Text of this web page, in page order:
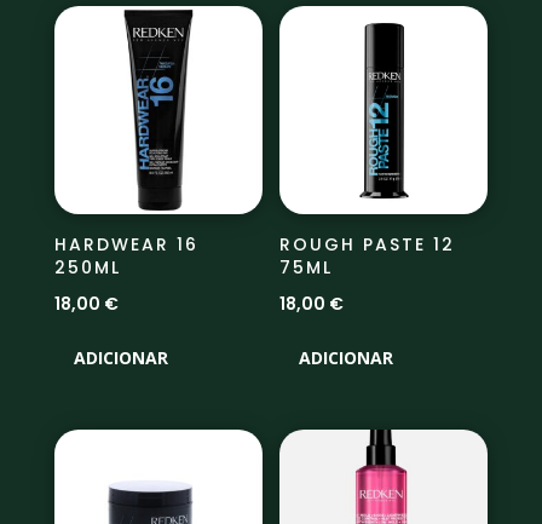
HARDWEAR 16
250ML
18,00 €
ADICIONAR
ROUGH PASTE 12
75ML
18,00 €
ADICIONAR